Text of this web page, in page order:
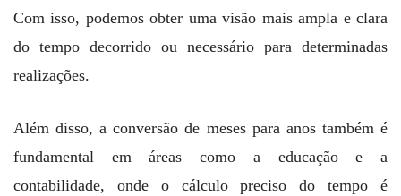
Com isso, podemos obter uma visão mais ampla e clara
do tempo decorrido ou necessário para determinadas
realizações.
Além disso, a conversão de meses para anos também é
fundamental em áreas como a educação e a
contabilidade, onde o cálculo preciso do tempo é